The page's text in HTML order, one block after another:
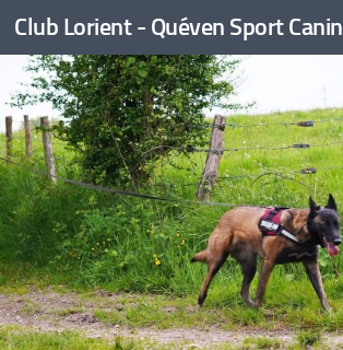
Skip to content
Club Lorient - Quéven Sport Canin